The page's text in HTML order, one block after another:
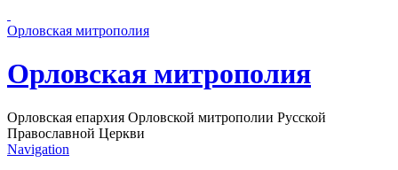
Орловская митрополия
Орловская митрополия
Орловская епархия Орловской митрополии Русской
Православной Церкви
Navigation